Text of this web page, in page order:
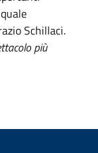
Schillaci.
più